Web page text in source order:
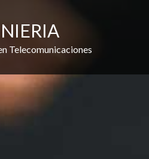
Telecomunicaciones